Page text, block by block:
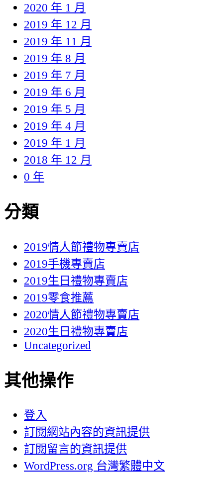
2020 年 1 月
2019 年 12 月
2019 年 11 月
2019 年 8 月
2019 年 7 月
2019 年 6 月
2019 年 5 月
2019 年 4 月
2019 年 1 月
2018 年 12 月
0 年
分類
2019情人節禮物專賣店
2019手機專賣店
2019生日禮物專賣店
2019零食推薦
2020情人節禮物專賣店
2020生日禮物專賣店
Uncategorized
其他操作
登入
訂閱網站內容的資訊提供
訂閱留言的資訊提供
WordPress.org 台灣繁體中文